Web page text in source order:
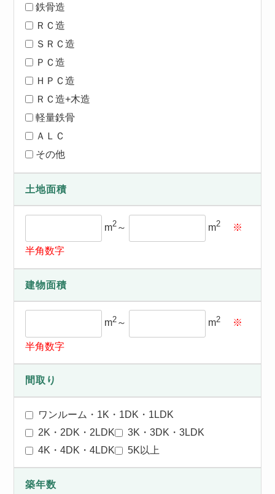
鉄骨造
ＲＣ造
ＳＲＣ造
ＰＣ造
ＨＰＣ造
ＲＣ造+木造
軽量鉄骨
ＡＬＣ
その他
土地面積
m2 ～ m2 ※
半角数字
建物面積
m2 ～ m2 ※
半角数字
間取り
ワンルーム・1K・1DK・1LDK
2K・2DK・2LDK
3K・3DK・3LDK
4K・4DK・4LDK
5K以上
築年数